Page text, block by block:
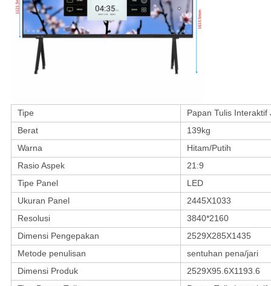
Tipe
Papan Tulis
Berat
139kg
Warna
Hitam/Putih
Rasio Aspek
21:9
Tipe Panel
LED
Ukuran Panel
2445X1033
Resolusi
3840*2160
Dimensi Pengepakan
2529X285X1435
Metode penulisan
sentuhan pena/jari
Dimensi Produk
2529X95.6X1193.6